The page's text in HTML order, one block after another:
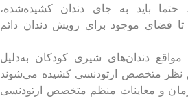
باید به جای دندان کشیده‌شده،
تا فضای موجود برای رویش دندان دائم
دندان‌های شیری کودکان به‌دلیل
نظر متخصص ارتودنسی کشیده می‌شوند
و معاینات منظم متخصص ارتودنسی